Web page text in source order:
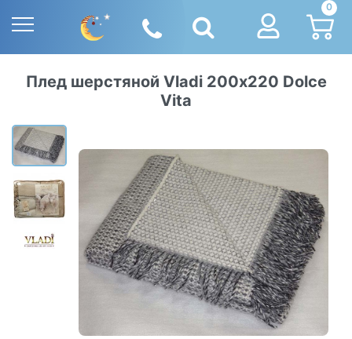
0
Плед шерстяной Vladi 200х220 Dolce
Vita